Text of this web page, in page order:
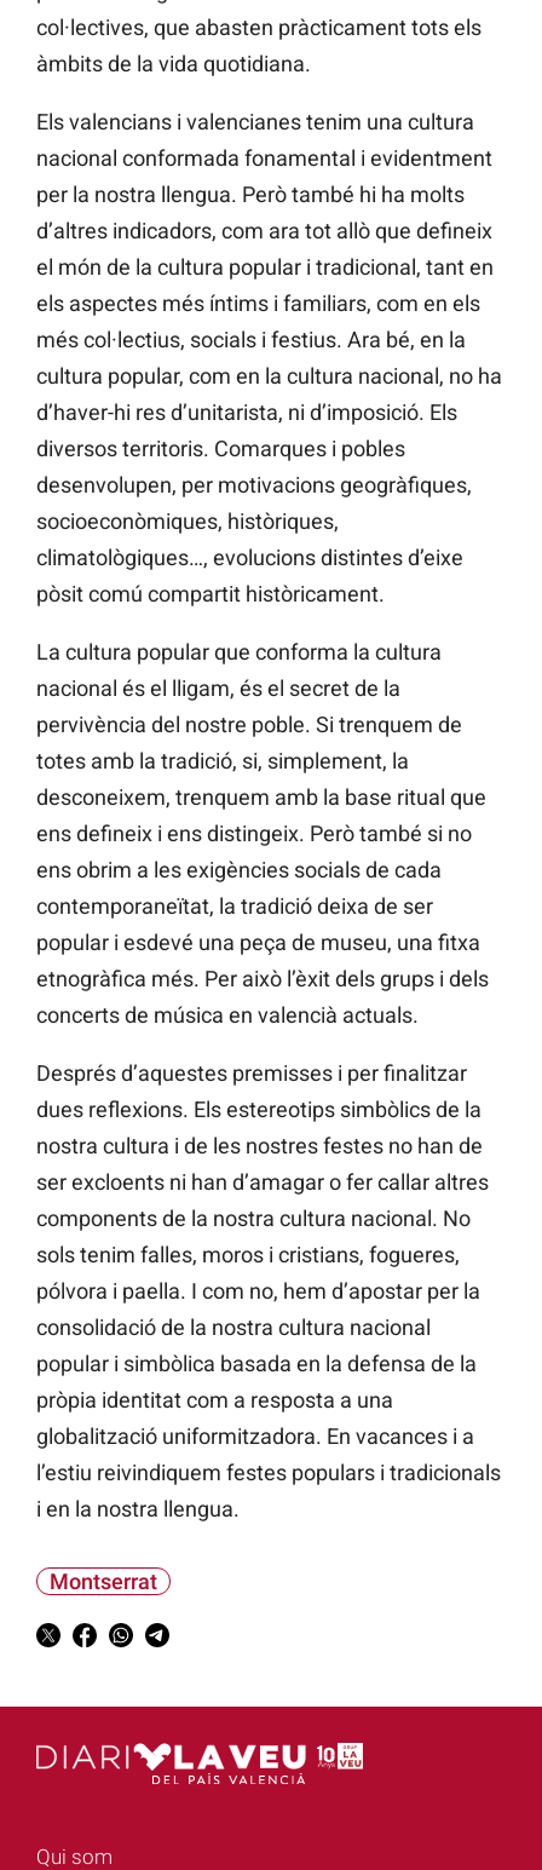
col·lectives, que abasten pràcticament tots els
àmbits de la vida quotidiana.
Els valencians i valencianes tenim una cultura
nacional conformada fonamental i evidentment
per la nostra llengua. Però també hi ha molts
d’altres indicadors, com ara tot allò que defineix
el món de la cultura popular i tradicional, tant en
els aspectes més íntims i familiars, com en els
més col·lectius, socials i festius. Ara bé, en la
cultura popular, com en la cultura nacional, no ha
d’haver-hi res d’unitarista, ni d’imposició. Els
diversos territoris. Comarques i pobles
desenvolupen, per motivacions geogràfiques,
socioeconòmiques, històriques,
climatològiques…, evolucions distintes d’eixe
pòsit comú compartit històricament.
La cultura popular que conforma la cultura
nacional és el lligam, és el secret de la
pervivència del nostre poble. Si trenquem de
totes amb la tradició, si, simplement, la
desconeixem, trenquem amb la base ritual que
ens defineix i ens distingeix. Però també si no
ens obrim a les exigències socials de cada
contemporaneïtat, la tradició deixa de ser
popular i esdevé una peça de museu, una fitxa
etnogràfica més. Per això l’èxit dels grups i dels
concerts de música en valencià actuals.
Després d’aquestes premisses i per finalitzar
dues reflexions. Els estereotips simbòlics de la
nostra cultura i de les nostres festes no han de
ser excloents ni han d’amagar o fer callar altres
components de la nostra cultura nacional. No
sols tenim falles, moros i cristians, fogueres,
pólvora i paella. I com no, hem d’apostar per la
consolidació de la nostra cultura nacional
popular i simbòlica basada en la defensa de la
pròpia identitat com a resposta a una
globalització uniformitzadora. En vacances i a
l’estiu reivindiquem festes populars i tradicionals
i en la nostra llengua.
Montserrat
Qui som